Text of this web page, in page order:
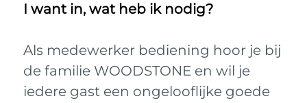
I want in, wat heb ik nodig?
Als medewerker bediening hoor je bij
de familie WOODSTONE en wil je
iedere gast een ongelooflijke goede